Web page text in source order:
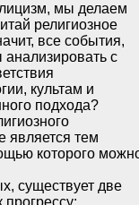
мы делаем
религиозное
все события,
с
культам и
подхода?
является тем
которого
существует две
прогрессу: